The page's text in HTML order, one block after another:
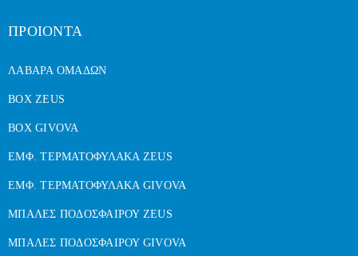
ΠΡΟΙΟΝΤΑ
ΛΑΒΑΡΑ ΟΜΑΔΩΝ
BOX ZEUS
BOX GIVOVA
ΕΜΦ. ΤΕΡΜΑΤΟΦΥΛΑΚΑ ZEUS
ΕΜΦ. ΤΕΡΜΑΤΟΦΥΛΑΚΑ GIVOVA
ΜΠΑΛΕΣ ΠΟΔΟΣΦΑΙΡΟΥ ZEUS
ΜΠΑΛΕΣ ΠΟΔΟΣΦΑΙΡΟΥ GIVOVA